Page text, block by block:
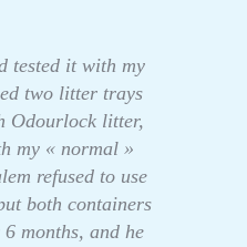
tested it with my
two litter trays
Odourlock litter,
my « normal »
refused to use
both containers
months, and he